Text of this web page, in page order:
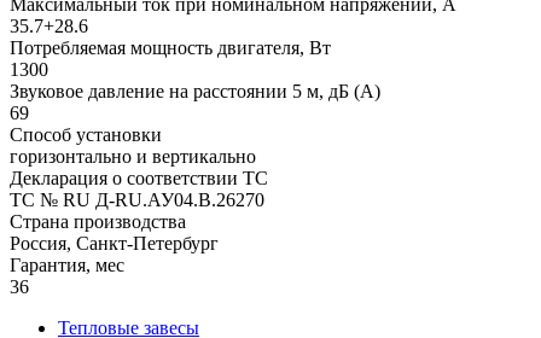
35.7+28.6
Потребляемая мощность двигателя, Вт
1300
Звуковое давление на расстоянии 5 м, дБ (A)
69
Способ установки
горизонтально и вертикально
Декларация о соответствии ТС
ТС № RU Д-RU.АУ04.B.26270
Страна производства
Россия, Санкт-Петербург
Гарантия, мес
36
Тепловые завесы